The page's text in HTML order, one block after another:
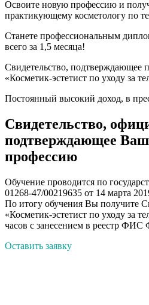
Освоите новую профессию и
практикующему косметологу по
Станете профессиональным
всего за 1,5 месяца!
Свидетельство, подтверждающее
«Косметик-эстетист по уходу за
Постоянный высокий доход, в
Свидетельство,
подтверждающее
профессию
Обучение проводится по
01268-47/00219635 от 14 марта
По итогу обучения Вы получите
«Косметик-эстетист по уходу за
часов с занесением в реестр
Оставить заявку